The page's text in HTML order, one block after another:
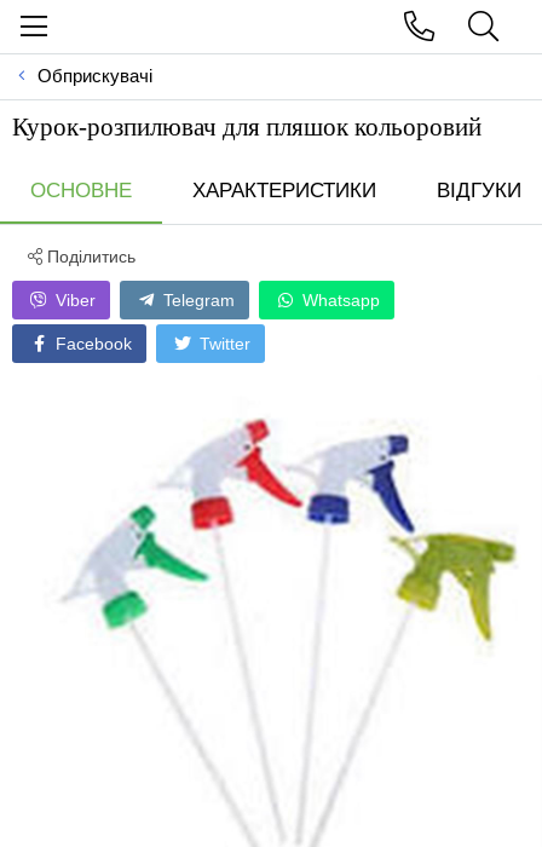
Обприскувачі
Курок-розпилювач для пляшок кольоровий
ОСНОВНЕ ХАРАКТЕРИСТИКИ ВІДГУКИ
Поділитись
Viber Telegram Whatsapp
Facebook Twitter